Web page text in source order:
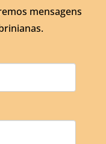
mensagens